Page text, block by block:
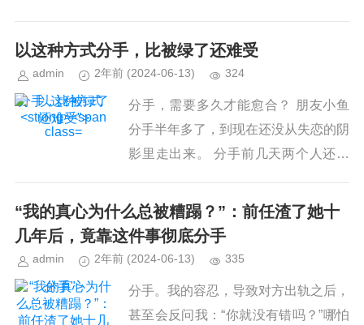
就不能谈恋爱了？小编也跟大家一样，
以这种方式分手 ，比被绿了还难受
admin 2年前 (2024-06-13) 324
分手，比被绿了
还难受">
分手，需要多久才能愈合？ 朋友小鱼
分手半年多了，到现在还没从失恋的阴
影里走出来。 分手前几天两个人还爱
撂下一句：你很好是我配不上你，就彻
底断了联系。 直到现在，前男友...
“我的真心为什么总被糟蹋？”：前任渣了她十
几年后，竟靠这件事彻底分手
admin 2年前 (2024-06-13) 335
分手">
分手。我的容忍，导致对方出轨之后，
甚至会反问我：“你就没有错吗？”哪怕